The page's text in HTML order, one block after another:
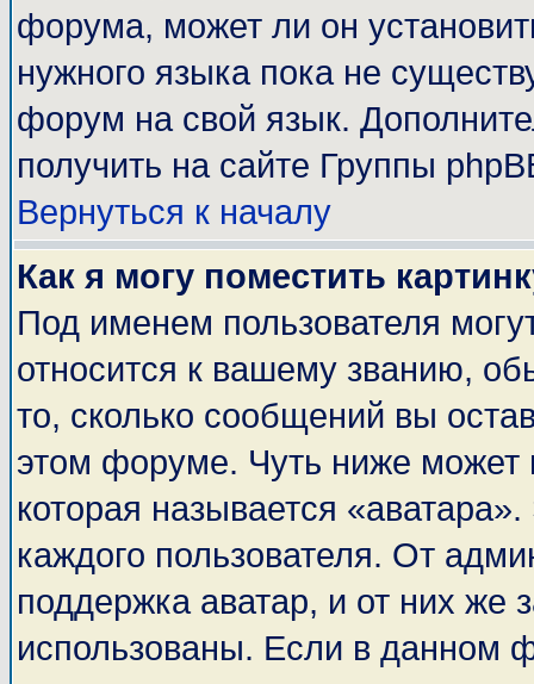
форума, может ли он
нужного языка пока не
форум на свой язык.
получить на сайте Группы
Вернуться к началу
Как я могу поместить
Под именем пользователя
относится к вашему званию,
то, сколько сообщений вы
этом форуме. Чуть ниже может
которая называется
каждого пользователя. От
поддержка аватар, и от них же
использованы. Если в данном